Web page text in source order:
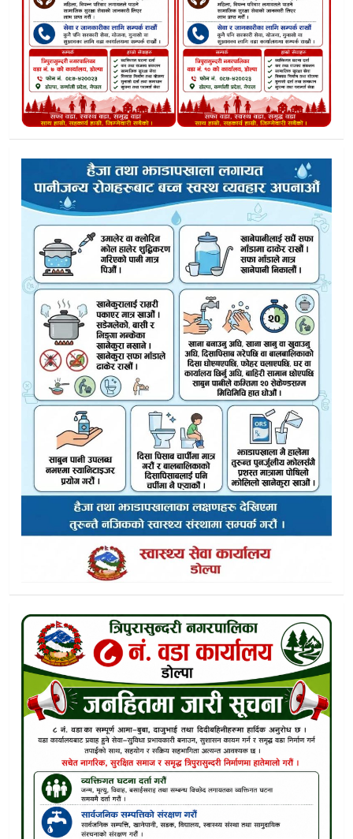
डोल्पा पूर्णखोप दिगोपना घोषणासँगै स्वास्थ्य क्षेत्रमा उल्लेखनीय सुधार
डाेल्पा दुनैमा हेल्मेट नलगाई मोटरसाइकल चलाउने ७ जना
त्रिपुरासुन्दरीका करार स्वास्थ्यकर्मीद्वारा सेवा–सुविधा र पदपूर्तिको माग
३५ वर्षपछि बलाङ्ग्रा चौंरी फार्म पुनर्जीवनको बहस :स्थानीय
डाेल्पाका ४ सहित कर्णालीका एक सय ३२ औषधि पसलको दर्ता
डोल्पोबुद्धले सुरु गर्‍यो हिमाली ‘सुपर फ्रुट’ सिबक्थोर्नबाट आर्थिक
कर्णालीका स्थानीय तहमा २० प्रतिशतले बढ्यो अनुदान, सशर्त
Untitled
कर्णालीकाे बजेटमा कृषि र पशुपालनमा जाेड
सांसद बुढाले गराए यार्सागुम्बा संकट, संरक्षण र संकलकको सुरक्षामा
खानेपानी योजनाको दिगोपनामा जोड दिदै त्रिपुरासुन्दरीमा जल सम्मेलन
डाेल्पामा ब्रेक फेल हुँदा भएकाे जीप दुर्घटनामा काे काे भए घाइते
डाेल्पामा जीप दुर्घटना ९ जना घाइते
पानीडाल पूर्वी रुकुमकै भूभाग रहेको स्वीकार्दै काईके अध्यक्षले फिर्ता
त्रिपुरासुन्दरीमा स्थानीय सम्भावनामै समृद्धिको खोजी
डाेल्पामा जुवा खालबाट काे काे परे रंगेहात पक्राउ
फाेक्सुण्डाे तालमा ‘पौडी पर्यटन’ ! संरक्षण नियममाथि खुला चुनौती
आजबाट विश्वकप फुटबल
गृहमन्त्रीमा सुधन गुरुङ र नवप्रवर्तन मन्त्रीमा महावीर पुन सिफारिस
नगरपालिकाकाे बेवास्ताले मसानघाटको बाटो बन्द, आक्रोशित
प्रशासनिक_यथार्थ : ९–५ को घडी, कार्यक्षेत्रको बाध्यता र
हट्याे कर्णाली बैङक छाेरी खाता
अनुगमनको कडाइले डोल्पामा विकास र अनुदान कार्यक्रम
बुम र क्यामेराको आडमा भ्यूजको खेती: सरकारी कार्यालयमा
ठुलीभेरीमा अवैध ढुंगा उत्खनन गरेर ढुवानी गरिरहेकाे ट्याक्टर